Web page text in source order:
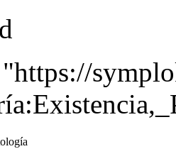
https://